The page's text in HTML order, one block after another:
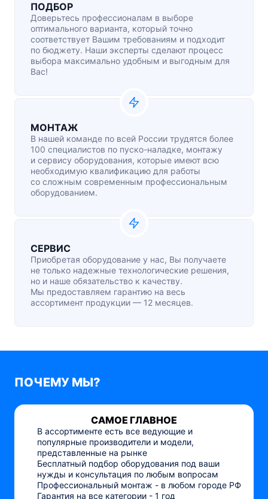
ПОДБОР
Доверьтесь профессионалам в выборе
оптимального варианта, который точно
соответствует Вашим требованиям и подходит
по бюджету. Наши эксперты сделают процесс
выбора максимально удобным и выгодным для
Вас!
МОНТАЖ
В нашей команде по всей России трудятся более
100 специалистов по пуско-наладке, монтажу
и сервису оборудования, которые имеют всю
необходимую квалификацию для работы
со сложным современным профессиональным
оборудованием.
СЕРВИС
Приобретая оборудование у нас, Вы получаете
не только надежные технологические решения,
но и наше обязательство к качеству.
Мы предоставляем гарантию на весь
ассортимент продукции — 12 месяцев.
ПОЧЕМУ МЫ?
САМОЕ ГЛАВНОЕ
В ассортименте есть все ведующие и
популярные производители и модели,
представленные на рынке
Бесплатный подбор оборудования под ваши
нужды и консультация по любым вопросам
Профессиональный монтаж - в любом городе РФ
Гарантия на все категории - 1 год